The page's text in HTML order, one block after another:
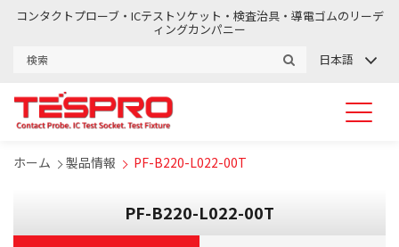
コンタクトプローブ・ICテストソケット・検査治具・導電ゴムのリーデ
ィングカンパニー
日本語
ホーム 製品情報 PF-B220-L022-00T
PF-B220-L022-00T